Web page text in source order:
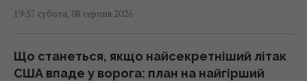
19:57 субота, 08 серпня 2026
Що станеться, якщо найсекретніший літак
США впаде у ворога: план на найгірший